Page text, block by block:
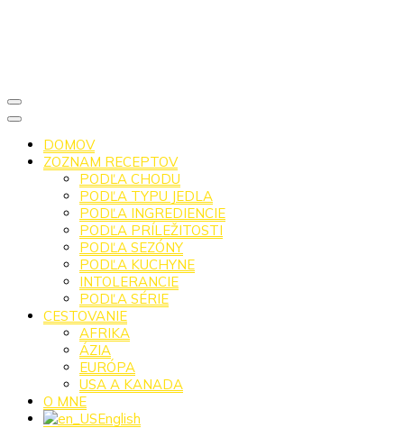
DOMOV
ZOZNAM RECEPTOV
PODĽA CHODU
PODĽA TYPU JEDLA
PODĽA INGREDIENCIE
PODĽA PRÍLEŽITOSTI
PODĽA SEZÓNY
PODĽA KUCHYNE
INTOLERANCIE
PODĽA SÉRIE
CESTOVANIE
AFRIKA
ÁZIA
EURÓPA
USA A KANADA
O MNE
English